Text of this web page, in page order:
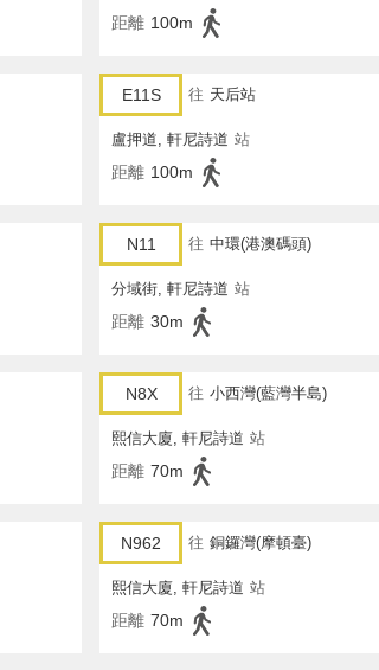
距離 100m
E11S 往 天后站
盧押道, 軒尼詩道 站
距離 100m
N11 往 中環(港澳碼頭)
分域街, 軒尼詩道 站
距離 30m
N8X 往 小西灣(藍灣半島)
熙信大廈, 軒尼詩道 站
距離 70m
N962 往 銅鑼灣(摩頓臺)
熙信大廈, 軒尼詩道 站
距離 70m